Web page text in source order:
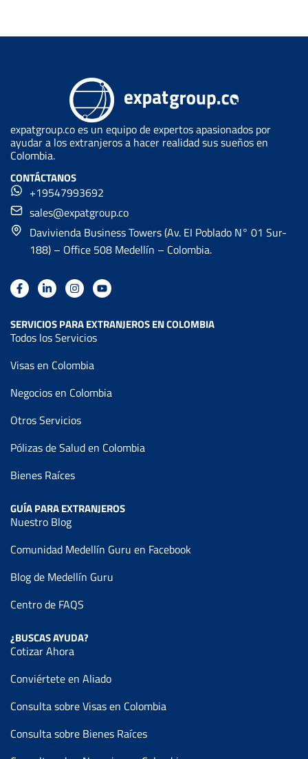
expatgroup.co es un equipo de expertos apasionados por
ayudar a los extranjeros a hacer realidad sus sueños en
Colombia.
CONTÁCTANOS
+19547993692
sales@expatgroup.co
Davivienda Business Towers (Av. EI Poblado N° 01 Sur-
188) – Office 508 Medellín – Colombia.
SERVICIOS PARA EXTRANJEROS EN COLOMBIA
Todos los Servicios
Visas en Colombia
Negocios en Colombia
Otros Servicios
Pólizas de Salud en Colombia
Bienes Raíces
GUÍA PARA EXTRANJEROS
Nuestro Blog
Comunidad Medellín Guru en Facebook
Blog de Medellín Guru
Centro de FAQS
¿BUSCAS AYUDA?
Cotizar Ahora
Conviértete en Aliado
Consulta sobre Visas en Colombia
Consulta sobre Bienes Raíces